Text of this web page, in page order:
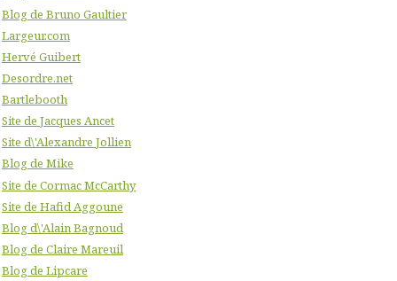
Blog de Bruno Gaultier
Largeur.com
Hervé Guibert
Desordre.net
Bartlebooth
Site de Jacques Ancet
Site d\'Alexandre Jollien
Blog de Mike
Site de Cormac McCarthy
Site de Hafid Aggoune
Blog d\'Alain Bagnoud
Blog de Claire Mareuil
Blog de Lipcare